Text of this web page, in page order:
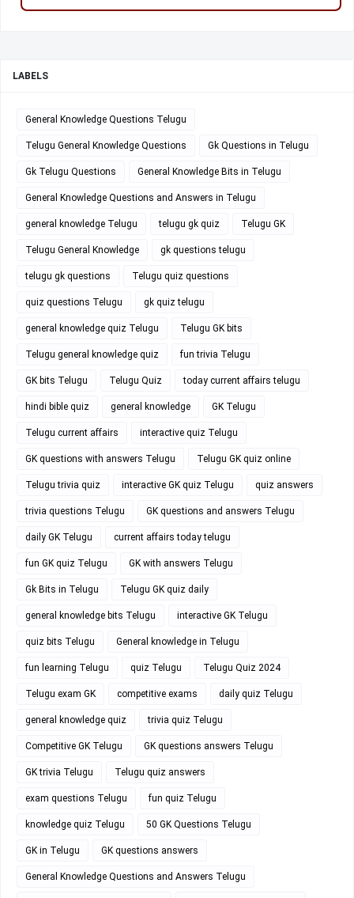
LABELS
General Knowledge Questions Telugu
Telugu General Knowledge Questions Gk Questions in Telugu
Gk Telugu Questions General Knowledge Bits in Telugu
General Knowledge Questions and Answers in Telugu
general knowledge Telugu telugu gk quiz Telugu GK
Telugu General Knowledge gk questions telugu
telugu gk questions Telugu quiz questions
quiz questions Telugu gk quiz telugu
general knowledge quiz Telugu Telugu GK bits
Telugu general knowledge quiz fun trivia Telugu
GK bits Telugu Telugu Quiz today current affairs telugu
hindi bible quiz general knowledge GK Telugu
Telugu current affairs interactive quiz Telugu
GK questions with answers Telugu Telugu GK quiz online
Telugu trivia quiz interactive GK quiz Telugu quiz answers
trivia questions Telugu GK questions and answers Telugu
daily GK Telugu current affairs today telugu
fun GK quiz Telugu GK with answers Telugu
Gk Bits in Telugu Telugu GK quiz daily
general knowledge bits Telugu interactive GK Telugu
quiz bits Telugu General knowledge in Telugu
fun learning Telugu quiz Telugu Telugu Quiz 2024
Telugu exam GK competitive exams daily quiz Telugu
general knowledge quiz trivia quiz Telugu
Competitive GK Telugu GK questions answers Telugu
GK trivia Telugu Telugu quiz answers
exam questions Telugu fun quiz Telugu
knowledge quiz Telugu 50 GK Questions Telugu
GK in Telugu GK questions answers
General Knowledge Questions and Answers Telugu